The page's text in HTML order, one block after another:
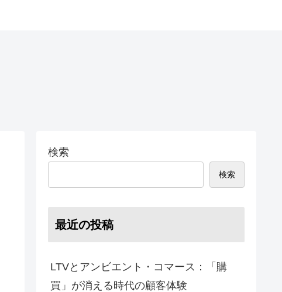
検索
検索
最近の投稿
LTVとアンビエント・コマース：「購
買」が消える時代の顧客体験